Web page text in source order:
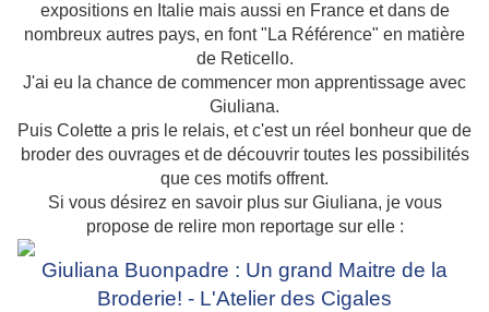
expositions en Italie mais aussi en France et dans de
nombreux autres pays, en font "La Référence" en matière
de Reticello.
J'ai eu la chance de commencer mon apprentissage avec
Giuliana.
Puis Colette a pris le relais, et c'est un réel bonheur que de
broder des ouvrages et de découvrir toutes les possibilités
que ces motifs offrent.
Si vous désirez en savoir plus sur Giuliana, je vous
propose de relire mon reportage sur elle :
Giuliana Buonpadre : Un grand Maitre de la
Broderie! - L'Atelier des Cigales